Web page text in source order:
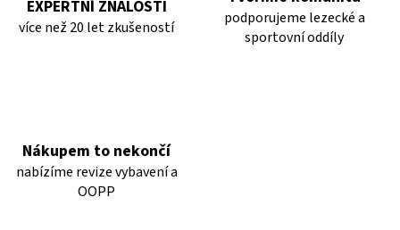
EXPERTNÍ ZNALOSTI
více než 20 let zkušeností
podporujeme lezecké a
sportovní oddíly
Nákupem to nekončí
nabízíme revize vybavení a
OOPP